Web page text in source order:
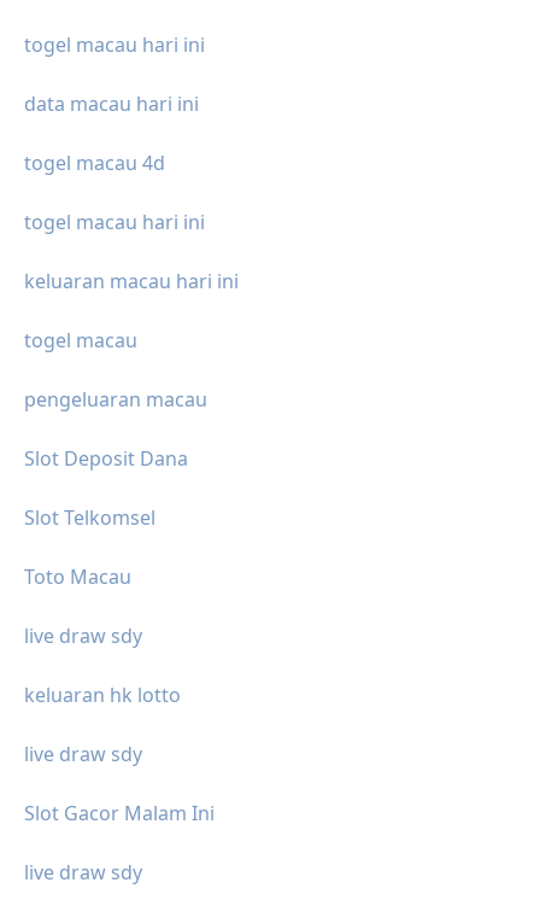
togel macau hari ini
data macau hari ini
togel macau 4d
togel macau hari ini
keluaran macau hari ini
togel macau
pengeluaran macau
Slot Deposit Dana
Slot Telkomsel
Toto Macau
live draw sdy
keluaran hk lotto
live draw sdy
Slot Gacor Malam Ini
live draw sdy